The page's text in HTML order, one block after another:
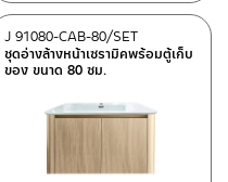
Clearance sale
ชุดอ่างล้างหน้าเซรามิคพร้อมตู้เก็บ
ของ ขนาด 80 ซม.
J 91080-CAB-80/SET